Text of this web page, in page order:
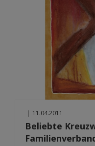
| 11.04.2011
Beliebte